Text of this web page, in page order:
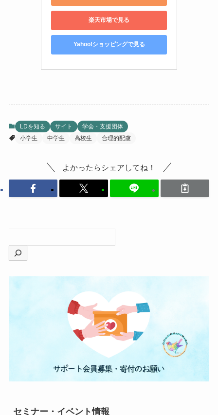
楽天市場で見る
Yahoo!ショッピングで見る
LDを知る サイト
学会・支援団体
小学生
中学生 高校生 合理的配慮
よかったらシェアしてね！
セミナー・イベント情報